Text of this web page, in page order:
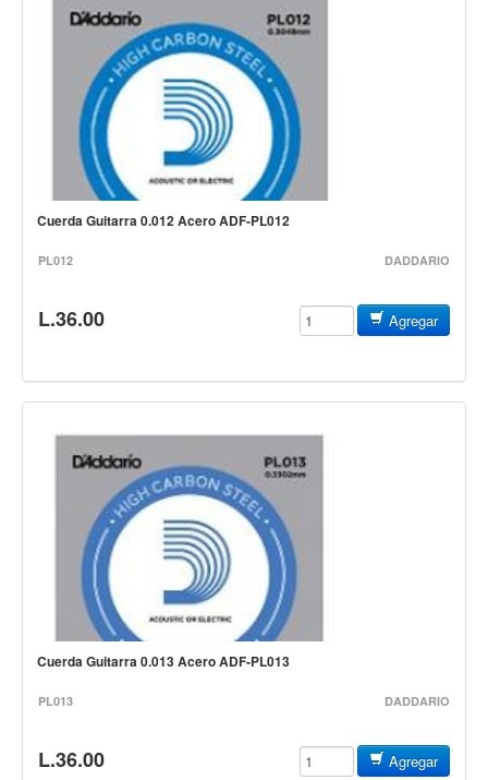
Controladores
Tornamesa
Mezcladora
Agujas
Audifonos
Luces Led
Strobos
Controladores
Accesorios
Cables y Conectores
Instrumento
Micrófono
Sonido
Video y USB
Cuerda Guitarra 0.012 Acero ADF-PL012
PL012 DADDARIO
L.36.00 Agregar
Cuerda Guitarra 0.013 Acero ADF-PL013
PL013 DADDARIO
L.36.00 Agregar